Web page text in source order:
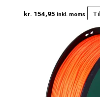
kr. 154,95 inkl. moms